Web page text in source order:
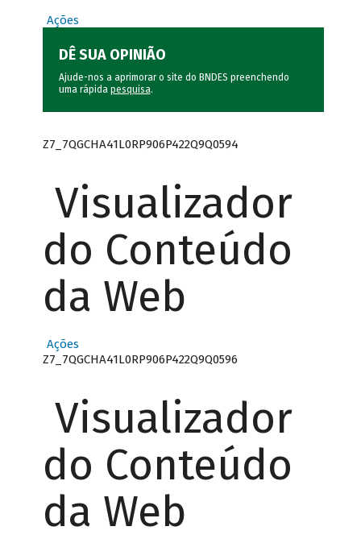
Ações
DÊ SUA OPINIÃO
Ajude-nos a aprimorar o site do BNDES preenchendo
uma rápida pesquisa.
Z7_7QGCHA41L0RP906P422Q9Q0594
Visualizador
do Conteúdo
da Web
Ações
Z7_7QGCHA41L0RP906P422Q9Q0596
Visualizador
do Conteúdo
da Web